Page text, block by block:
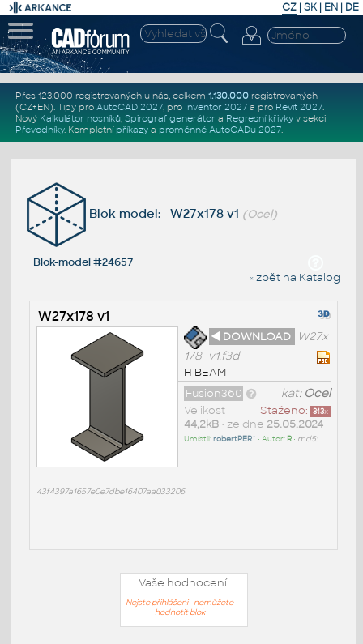
CZ | SK| EN | DE
Přes 123.000 registrovaných u nás, celkem 1.130.000registrovaných
(CZ+EN). Tipy pro AutoCAD 2027, pro Inventor 2027a pro Revit 2027.
Nový Kalkulátor nosníků, Spirograf generátor a Regresní křivkyv sekci
Převodníky. Kompletní příkazya proměnné AutoCADu 2027.
Blok-model: W27x178 v1 (Ocel)
Blok-model #24657
« zpět na Katalog
W27x178 v1
◄ DOWNLOAD
W27x
178_v1.f3d
H BEAM
kat: Ocel
Fusion360
Staženo: 313x
Velikost
44,2kB• ze dne 25.05.2024
Umístil:robertPER^ • Autor: R• md5:
43f4397a1657e0e7dbe16407aa033206
Vaše hodnocení:
Nejste přihlášeni - nemůžete
hodnotit blok